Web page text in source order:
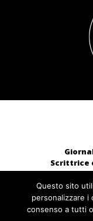
Scrittrice
audiolibri
Questo sito
personalizzare i
consenso a tutti